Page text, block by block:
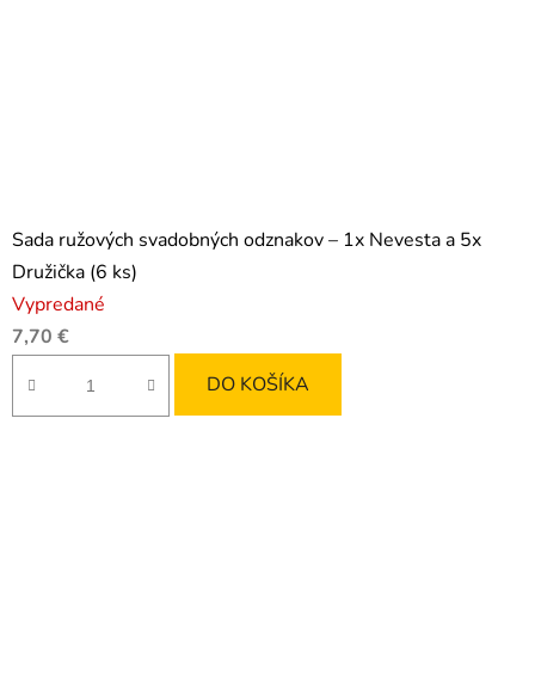
Sada ružových svadobných odznakov – 1x Nevesta a 5x
Družička (6 ks)
Vypredané
7,70 €
DO KOŠÍKA